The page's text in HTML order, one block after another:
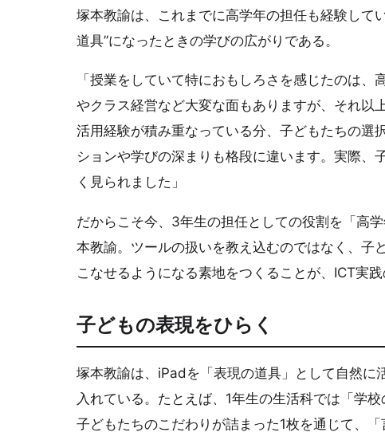
塚本教諭は、これまでに高学年の担任も経験して
道具”になったときの学びの広がりである。
「授業をしていて特におもしろさを感じたのは
やクラス経営など大変な面もありますが、それ
活用経験が積み重なっている分、子どもたちの選
ションや学びの深まりも格段に違います。実際、
く見られました」
だからこそ今、3年生の担任としての役割を「高
本教諭。ツールの扱いを教え込むのではなく、子
こなせるようになる素地をつくることが、ICT実践
子どもの表現をひらく
塚本教諭は、iPadを「表現の道具」として自然に
入れている。たとえば、1年生の生活科では「学
子どもたちのこだわりが詰まった1枚を通じて、